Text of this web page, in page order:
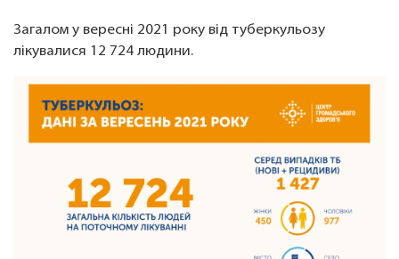
Загалом у вересні 2021 року від туберкульозу
лікувалися 12 724 людини.